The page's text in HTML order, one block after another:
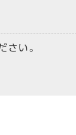
さい。